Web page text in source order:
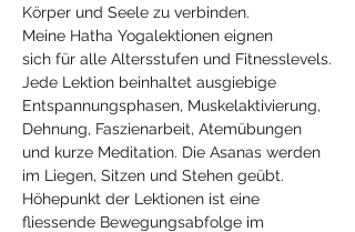
Körper und Seele zu verbinden.
Meine Hatha Yogalektionen eignen
sich für alle Altersstufen und Fitnesslevels.
Jede Lektion beinhaltet ausgiebige
Entspannungsphasen, Muskelaktivierung,
Dehnung, Faszienarbeit, Atemübungen
und kurze Meditation. Die Asanas werden
im Liegen, Sitzen und Stehen geübt.
Höhepunkt der Lektionen ist eine
fliessende Bewegungsabfolge im